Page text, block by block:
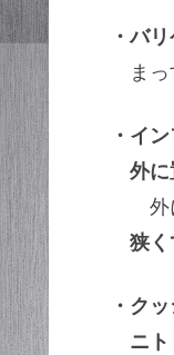
・バ
まっ
・イ
外に
外に
狭
・ク
ニ